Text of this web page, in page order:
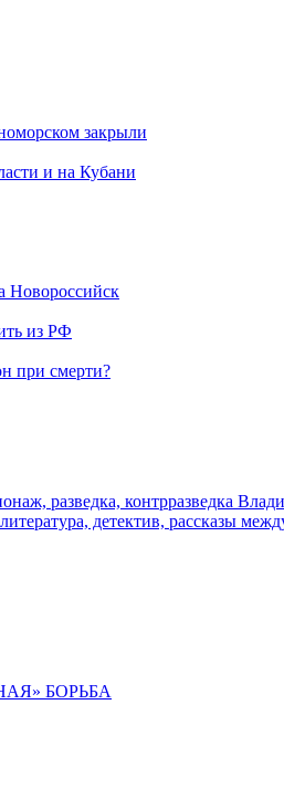
закрыли
и на Кубани
Новороссийск
из РФ
при смерти?
разведка, контрразведка
литература, детектив, рассказы
БОРЬБА